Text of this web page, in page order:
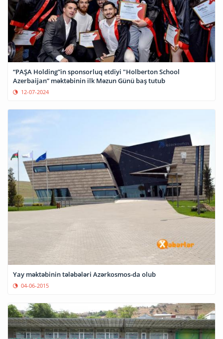
“PAŞA Holding”in sponsorluq etdiyi "Holberton School
Azerbaijan” məktəbinin ilk Məzun Günü baş tutub
12-07-2024
Yay məktəbinin tələbələri Azərkosmos-da olub
04-06-2015